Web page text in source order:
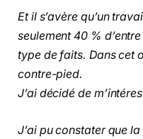
Et il s’avère qu’un
seulement 40 %
type de faits. Dans cet
contre-pied.
J’ai décidé de
J’ai pu constater que